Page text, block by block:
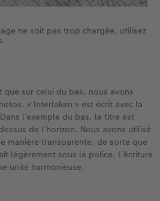
ne soit pas trop chargée, utilisez
que sur celui du bas, nous avons
« Interlaken » est écrit avec la
l’exemple du bas, le titre est
de l’horizon. Nous avons utilisé
manière transparente, de sorte que
légèrement sous la police. L’écriture
unité harmonieuse.